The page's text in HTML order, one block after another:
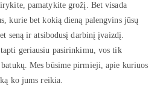
pamatykite grožį. Bet visada
kurie bet kokią dieną palengvins jūsų
seną ir atsibodusį darbinį įvaizdį.
tapti geriausiu pasirinkimu, vos tik
batukų. Mes būsime pirmieji, apie kuriuos
ko jums reikia.